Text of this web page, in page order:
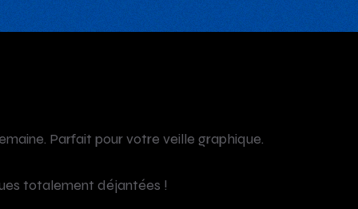
Parfait pour votre veille graphique.
totalement déjantées !